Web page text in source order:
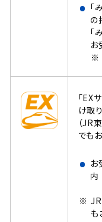
「
の
「
お
「EX
け取
（JR
でも
お
内
も